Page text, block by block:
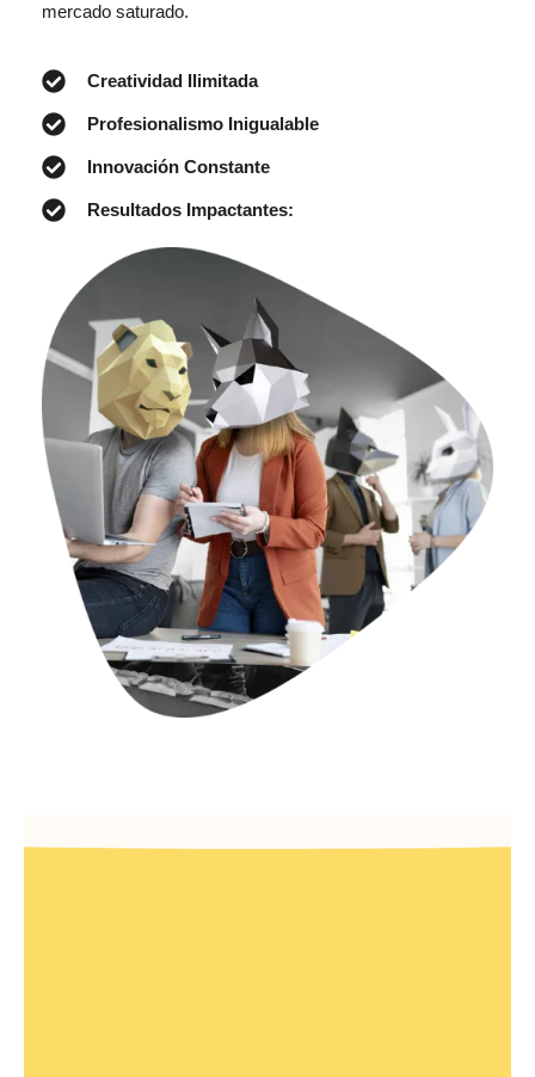
mercado saturado.
Creatividad Ilimitada
Profesionalismo Inigualable
Innovación Constante
Resultados Impactantes: